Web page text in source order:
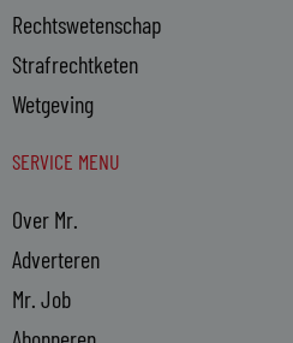
Rechtswetenschap
Strafrechtketen
Wetgeving
SERVICE MENU
Over Mr.
Adverteren
Mr. Job